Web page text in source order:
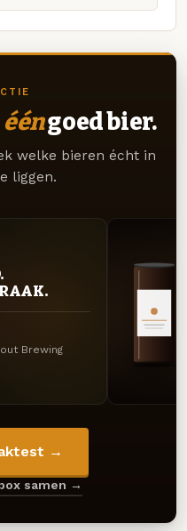
ééngoed bier.
welke bieren écht in
liggen.
Brewing
→
samen →